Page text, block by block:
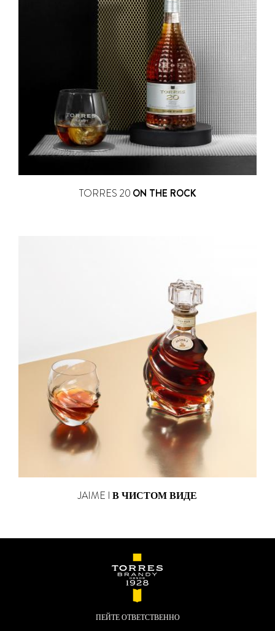
TORRES 20 ON THE ROCK
JAIME I В ЧИСТОМ ВИДЕ
ПЕЙТЕ ОТВЕТСТВЕННО